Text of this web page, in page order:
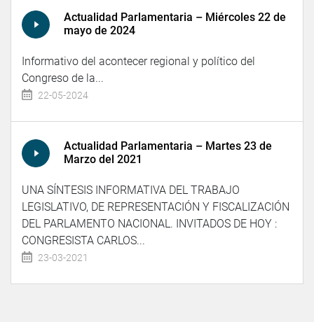
Actualidad Parlamentaria – Miércoles 22 de
mayo de 2024
Informativo del acontecer regional y político del
Congreso de la...
22-05-2024
Actualidad Parlamentaria – Martes 23 de
Marzo del 2021
UNA SÍNTESIS INFORMATIVA DEL TRABAJO
LEGISLATIVO, DE REPRESENTACIÓN Y FISCALIZACIÓN
DEL PARLAMENTO NACIONAL. INVITADOS DE HOY :
CONGRESISTA CARLOS...
23-03-2021